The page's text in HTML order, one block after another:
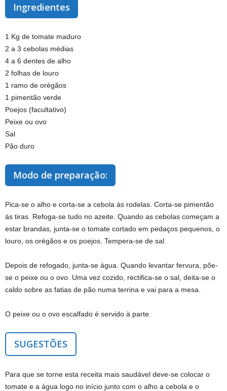
Ingredientes
1 Kg de tomate maduro
2 a 3 cebolas médias
4 a 6 dentes de alho
2 folhas de louro
1 ramo de orégãos
1 pimentão verde
Poejos (facultativo)
Peixe ou ovo
Sal
Pão duro
Modo de preparação:
Pica-se o alho e corta-se a cebola às rodelas. Corta-se pimentão
às tiras. Refoga-se tudo no azeite. Quando as cebolas começam a
estar brandas, junta-se o tomate cortado em pedaços pequenos, o
louro, os orégãos e os poejos. Tempera-se de sal.
Depois de refogado, junta-se água. Quando levantar fervura, põe-
se o peixe ou o ovo. Uma vez cozido, rectifica-se o sal, deita-se o
caldo sobre as fatias de pão numa terrina e vai para a mesa.
O peixe ou o ovo escalfado é servido à parte.
SUGESTÕES
Para que se torne esta receita mais saudável deve-se colocar o
tomate e a água logo no início junto com o alho a cebola e o